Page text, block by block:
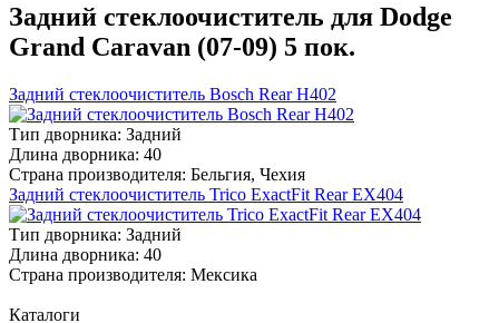
Задний стеклоочиститель для Dodge
Grand Caravan (07-09) 5 пок.
Задний стеклоочиститель Bosch Rear H402
Тип дворника: Задний
Длина дворника: 40
Страна производителя: Бельгия, Чехия
Задний стеклоочиститель Trico ExactFit Rear EX404
Тип дворника: Задний
Длина дворника: 40
Страна производителя: Мексика
Каталоги